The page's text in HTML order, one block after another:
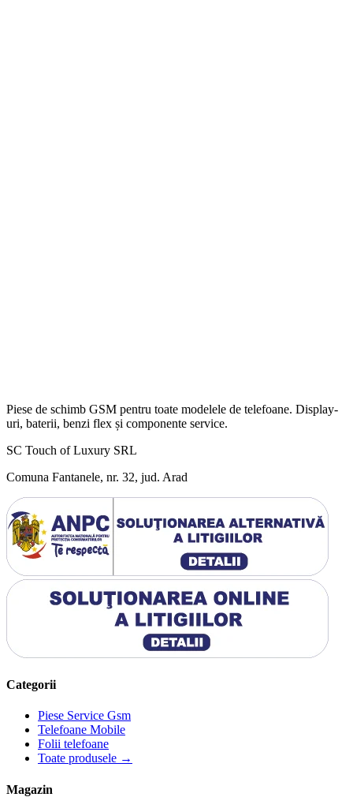
Piese de schimb GSM pentru toate modelele de telefoane. Display-
uri, baterii, benzi flex și componente service.
SC Touch of Luxury SRL
Comuna Fantanele, nr. 32, jud. Arad
Categorii
Piese Service Gsm
Telefoane Mobile
Folii telefoane
Toate produsele →
Magazin